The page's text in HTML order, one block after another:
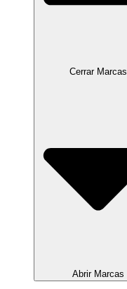
Cerrar Marcas
Abrir Marcas